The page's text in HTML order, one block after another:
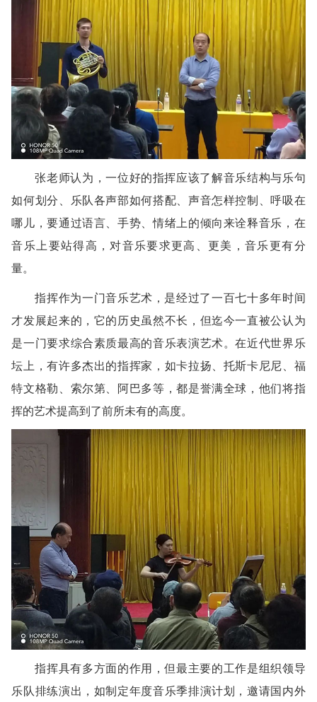
张老师认为，一位好的指挥应该了解音乐结构与乐句
如何划分、乐队各声部如何搭配、声音怎样控制、呼吸在
哪儿，要通过语言、手势、情绪上的倾向来诠释音乐，在
音乐上要站得高，对音乐要求更高、更美，音乐更有分
量。
指挥作为一门音乐艺术，是经过了一百七十多年时间
才发展起来的，它的历史虽然不长，但迄今一直被公认为
是一门要求综合素质最高的音乐表演艺术。在近代世界乐
坛上，有许多杰出的指挥家，如卡拉扬、托斯卡尼尼、福
特文格勒、索尔第、阿巴多等，都是誉满全球，他们将指
挥的艺术提高到了前所未有的高度。
指挥具有多方面的作用，但最主要的工作是组织领导
乐队排练演出，如制定年度音乐季排演计划，邀请国内外